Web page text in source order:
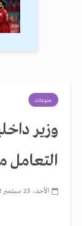
منوعات
وزير
التعامل
الأحد، 23 سبتمبر 2012، 11:26 ص